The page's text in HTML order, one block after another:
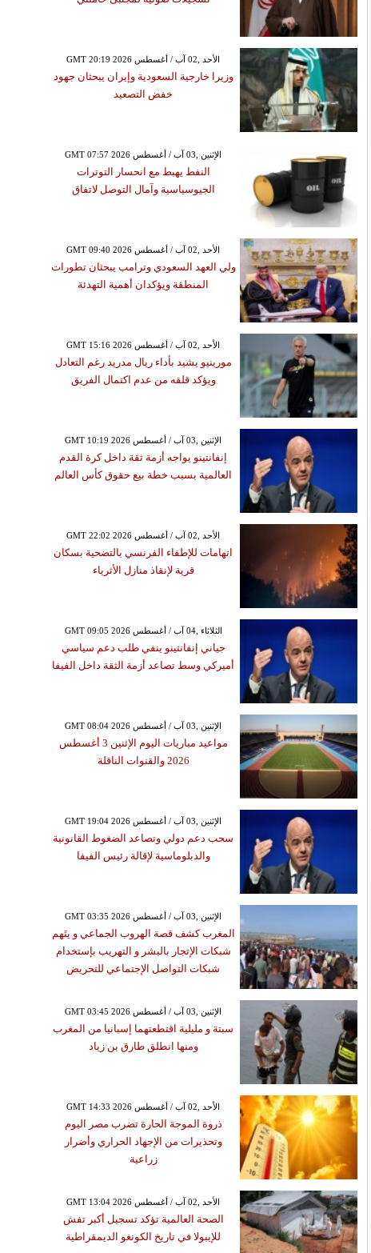
GMT 20:19 2026 الأحد ,02 آب / أغسطس
وزيرا خارجية السعودية وإيران يبحثان جهود
خفض التصعيد
GMT 07:57 2026 الإثنين ,03 آب / أغسطس
النفط يهبط مع انحسار التوترات
الجيوسياسية وآمال التوصل لاتفاق
GMT 09:40 2026 الأحد ,02 آب / أغسطس
ولي العهد السعودي وترامب يبحثان تطورات
المنطقة ويؤكدان أهمية التهدئة
GMT 15:16 2026 الأحد ,02 آب / أغسطس
مورينيو يشيد بأداء ريال مدريد رغم التعادل
ويؤكد قلقه من عدم اكتمال الفريق
GMT 10:19 2026 الإثنين ,03 آب / أغسطس
إنفانتينو يواجه أزمة ثقة داخل كرة القدم
العالمية بسبب خطة بيع حقوق كأس العالم
GMT 22:02 2026 الأحد ,02 آب / أغسطس
اتهامات للإطفاء الفرنسي بالتضحية بسكان
قرية لإنقاذ منازل الأثرياء
GMT 09:05 2026 الثلاثاء ,04 آب / أغسطس
جياني إنفانتينو ينفي طلب دعم سياسي
أميركي وسط تصاعد أزمة الثقة داخل الفيفا
GMT 08:04 2026 الإثنين ,03 آب / أغسطس
مواعيد مباريات اليوم الإثنين 3 أغسطس
2026 والقنوات الناقلة
GMT 19:04 2026 الإثنين ,03 آب / أغسطس
سحب دعم دولي وتصاعد الضغوط القانونية
والدبلوماسية لإقالة رئيس الفيفا
GMT 03:35 2026 الإثنين ,03 آب / أغسطس
المغرب كشف قصة الهروب الجماعي و يتَهم
شبكات الإتجار بالبشر و التهريب بإستخدام
شبكات التواصل الإجتماعي للتحريض
GMT 03:45 2026 الإثنين ,03 آب / أغسطس
سبتة و مليلية اقتطعتهما إسبانيا من المغرب
ومنها انطلق طارق بن زياد
GMT 14:33 2026 الأحد ,02 آب / أغسطس
ذروة الموجة الحارة تضرب مصر اليوم
وتحذيرات من الإجهاد الحراري وأضرار
زراعية
GMT 13:04 2026 الأحد ,02 آب / أغسطس
الصحة العالمية تؤكد تسجيل أكبر تفش
للإيبولا في تاريخ الكونغو الديمقراطية